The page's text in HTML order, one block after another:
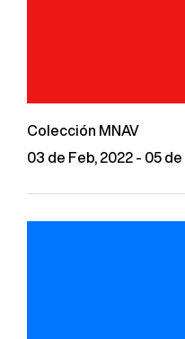
Colección MNAV
03 de Feb, 2022 - 05 de